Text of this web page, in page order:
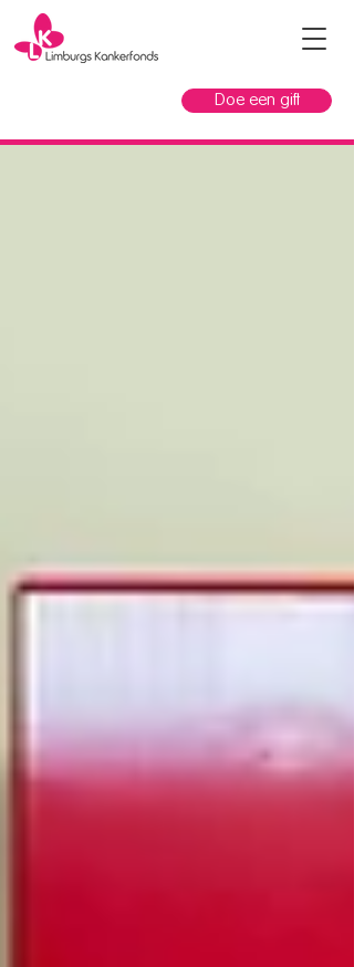
Doe een gift